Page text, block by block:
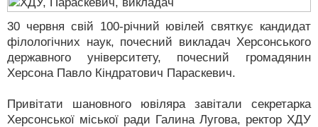
30 червня свій 100-річний ювілей святкує кандидат
філологічних наук, почесний викладач Херсонського
державного університету, почесний громадянин
Херсона Павло Кіндратович Параскевич.
Привітати шановного ювіляра завітали секретарка
Херсонської міської ради Галина Лугова, ректор ХДУ